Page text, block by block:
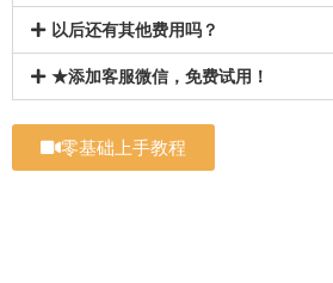
以后还有其他费用吗？
★添加客服微信，免费试用！
零基础上手教程